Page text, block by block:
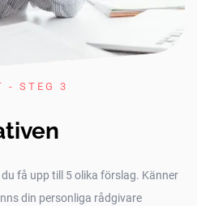
- STEG 3
få upp till 5 olika förslag. Känner
din personliga rådgivare